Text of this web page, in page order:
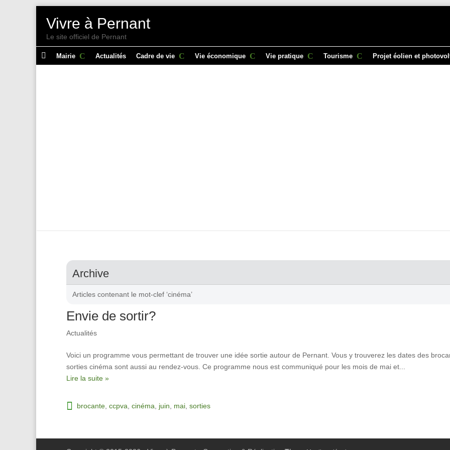
Vivre à Pernant
Le site officiel de Pernant
 Mairie Actualités Cadre de vie Vie économique Vie pratique Tourisme Projet éolien et
Archive
Articles contenant le mot-clef ‘cinéma’
Envie de sortir?
Actualités
Voici un programme vous permettant de trouver une idée sortie autour de Pernant. Vous y trouverez les dates des
sorties cinéma sont aussi au rendez-vous. Ce programme nous est communiqué pour les mois de mai et...
Lire la suite »
brocante ccpva cinéma juin mai sorties